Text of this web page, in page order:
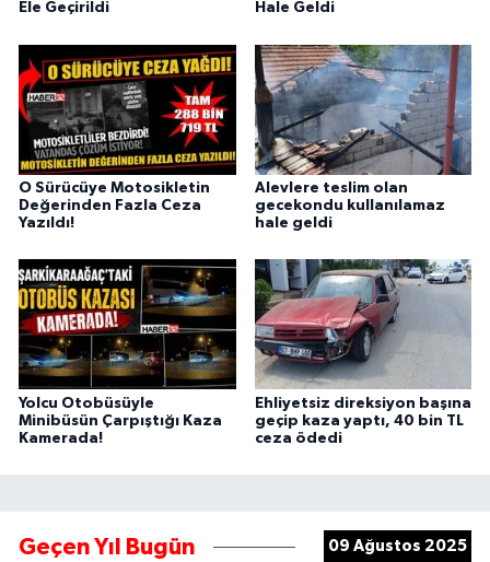
Ele Geçirildi Hale Geldi
O Sürücüye Motosikletin
Değerinden Fazla Ceza
Yazıldı!
Alevlere teslim olan
gecekondu kullanılamaz
hale geldi
Yolcu Otobüsüyle
Minibüsün Çarpıştığı Kaza
Kamerada!
Ehliyetsiz direksiyon başına
geçip kaza yaptı, 40 bin TL
ceza ödedi
Geçen Yıl Bugün 09 Ağustos 2025